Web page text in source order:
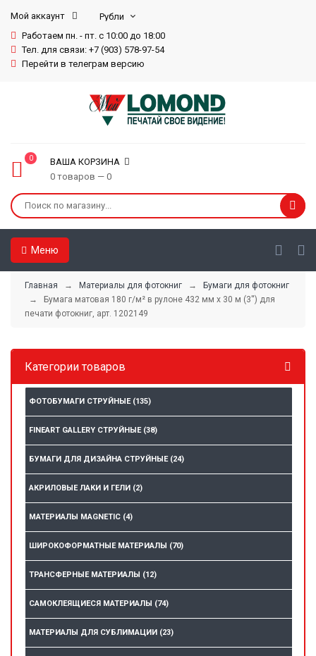
Мой аккаунт
Работаем пн. - пт. с 10:00 до 18:00
Тел. для связи: +7 (903) 578-97-54
Перейти в телеграм версию
0
ВАША КОРЗИНА
0 товаров — 0
Меню
Главная → Материалы для фотокниг →
Бумаги для фотокниг
→ Бумага матовая 180 г/м² в рулоне 432 мм x 30 м (3'') для
печати фотокниг, арт. 1202149
Категории товаров
ФОТОБУМАГИ СТРУЙНЫЕ (135)
FINEART GALLERY СТРУЙНЫЕ (38)
БУМАГИ ДЛЯ ДИЗАЙНА СТРУЙНЫЕ (24)
АКРИЛОВЫЕ ЛАКИ И ГЕЛИ (2)
МАТЕРИАЛЫ MAGNETIC (4)
ШИРОКОФОРМАТНЫЕ МАТЕРИАЛЫ (70)
ТРАНСФЕРНЫЕ МАТЕРИАЛЫ (12)
САМОКЛЕЯЩИЕСЯ МАТЕРИАЛЫ (74)
МАТЕРИАЛЫ ДЛЯ СУБЛИМАЦИИ (23)